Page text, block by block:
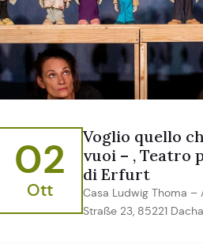
02
Ott
Voglio quello
vuoi – , Teatro
di Erfurt
Casa Ludwig Thoma –
Straße 23, 85221